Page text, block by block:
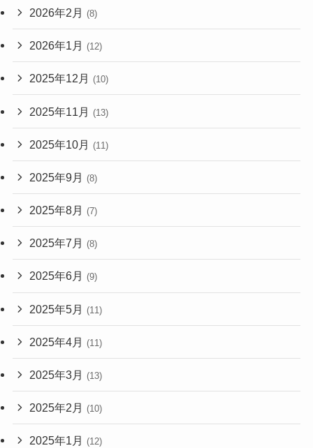
2026年2月 (8)
2026年1月 (12)
2025年12月 (10)
2025年11月 (13)
2025年10月 (11)
2025年9月 (8)
2025年8月 (7)
2025年7月 (8)
2025年6月 (9)
2025年5月 (11)
2025年4月 (11)
2025年3月 (13)
2025年2月 (10)
2025年1月 (12)